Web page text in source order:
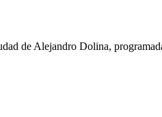
de Alejandro Dolina,